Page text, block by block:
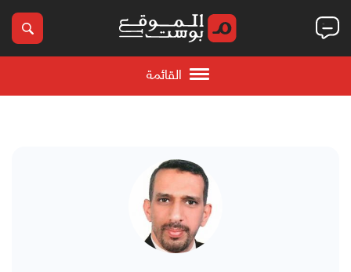
القائمة